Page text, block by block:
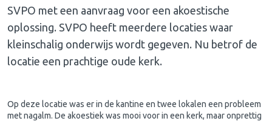
SVPO met een aanvraag voor een akoestische
oplossing. SVPO heeft meerdere locaties waar
kleinschalig onderwijs wordt gegeven. Nu betrof de
locatie een prachtige oude kerk.
Op deze locatie was er in de kantine en twee lokalen een probleem
met nagalm. De akoestiek was mooi voor in een kerk, maar onprettig